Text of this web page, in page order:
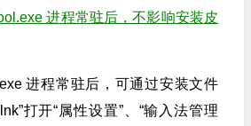
进程常驻后，不影响安装皮
进程常驻后，可通过安装文件
打开“属性设置”、“输入法管理